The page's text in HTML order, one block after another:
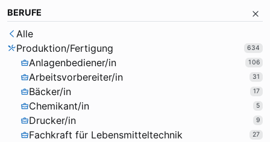
BERUFE
Alle
Produktion/Fertigung
634
Anlagenbediener/in 106
Arbeitsvorbereiter/in 31
Bäcker/in 17
Chemikant/in 5
Drucker/in 9
Fachkraft für Lebensmitteltechnik 27